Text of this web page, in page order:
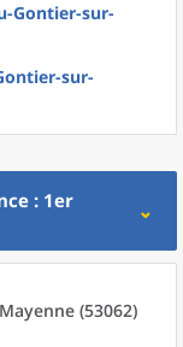
Gontier-sur-
sur-
: 1er
(53062)